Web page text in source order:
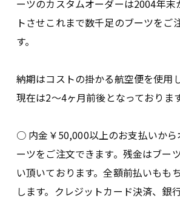
ーツのカスタムオーダーは2004年末
トさせこれまで数千足のブーツをご
す。
納期はコストの掛かる航空便を使用
現在は2〜4ヶ月前後となっております
○ 内金￥50,000以上のお支払いから
ーツをご注文できます。残金はブー
い頂いております。全額前払いもも
します。クレジットカード決済、銀